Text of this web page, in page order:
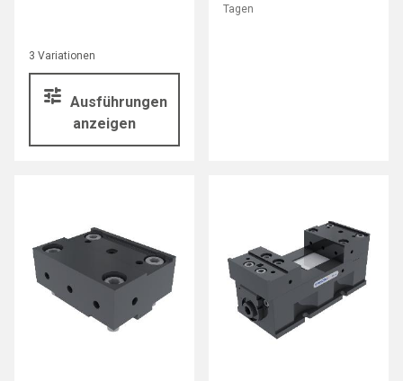
3 Variationen
Ausführungen
anzeigen
Tagen